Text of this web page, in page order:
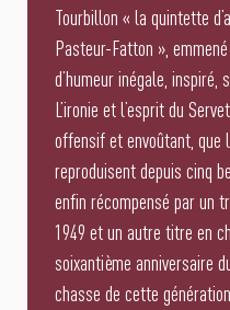
Tourbillon « la quintette
Pasteur-Fatton »,
d’humeur inégale,
L’ironie et l’esprit du
offensif et envoûtant, que
reproduisent depuis cinq
enfin récompensé par un
1949 et un autre titre en
soixantième anniversaire
chasse de cette